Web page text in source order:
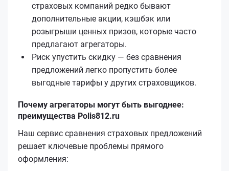
страховых компаний редко бывают
дополнительные акции, кэшбэк или
розыгрыши ценных призов, которые часто
предлагают агрегаторы.
Риск упустить скидку — без сравнения
предложений легко пропустить более
выгодные тарифы у других страховщиков.
Почему агрегаторы могут быть выгоднее:
преимущества Polis812.ru
Наш сервис сравнения страховых предложений
решает ключевые проблемы прямого
оформления: